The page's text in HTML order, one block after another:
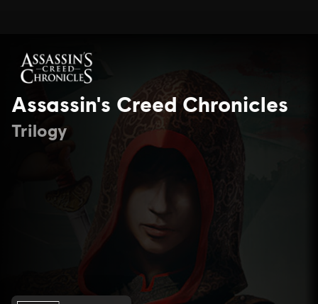
Assassin's Creed Chronicles
Trilogy